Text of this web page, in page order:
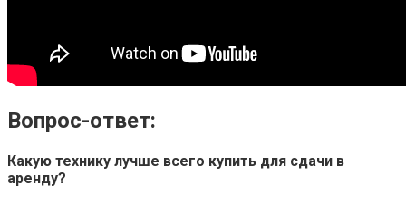
Вопрос-ответ:
Какую технику лучше всего купить для сдачи в
аренду?